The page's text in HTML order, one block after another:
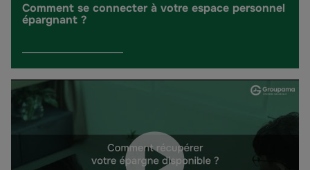
Comment se connecter à votre espace personnel
épargnant ?